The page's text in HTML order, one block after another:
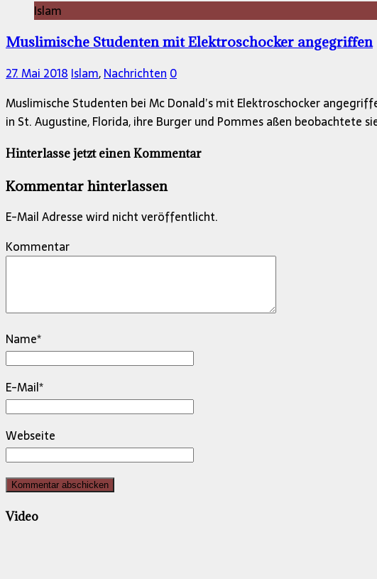
Islam
Muslimische Studenten mit Elektroschocker angegriffen
27. Mai 2018 Islam,Nachrichten 0
Muslimische Studenten bei Mc Donald’s mit Elektroschocker
in St. Augustine, Florida, ihre Burger und Pommes aßen beobachtete
Hinterlasse jetzt einen Kommentar
Kommentar hinterlassen
E-Mail Adresse wird nicht veröffentlicht.
Kommentar
Name*
E-Mail*
Webseite
Video